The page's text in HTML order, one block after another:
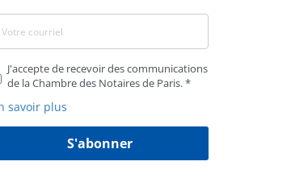
J'accepte de recevoir des communications
de la Chambre des Notaires de Paris.
savoir plus
S'abonner